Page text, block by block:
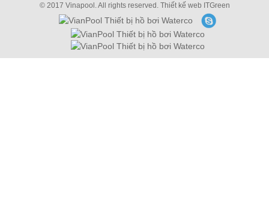
© 2017 Vinapool. All rights reserved. Thiết kế web ITGreen